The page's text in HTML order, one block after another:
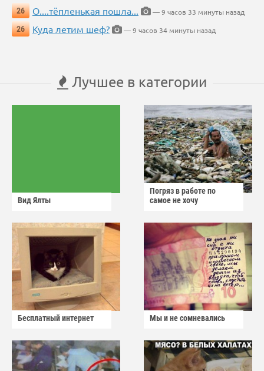
26
О....тёпленькая пошла...
— 9 часов 33 минуты назад
26
Куда летим шеф? — 9 часов 34 минуты назад
Лучшее в категории
Вид Ялты
Погряз в работе по
самое не хочу
Бесплатный интернет Мы и не сомневались